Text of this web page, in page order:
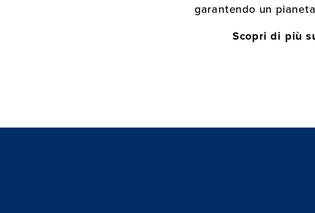
garantendo un
Scopri di più